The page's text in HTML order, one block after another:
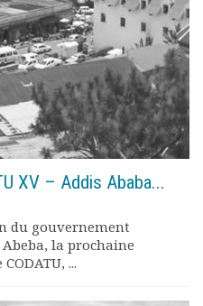
XV – Addis Ababa...
du gouvernement
la prochaine
...